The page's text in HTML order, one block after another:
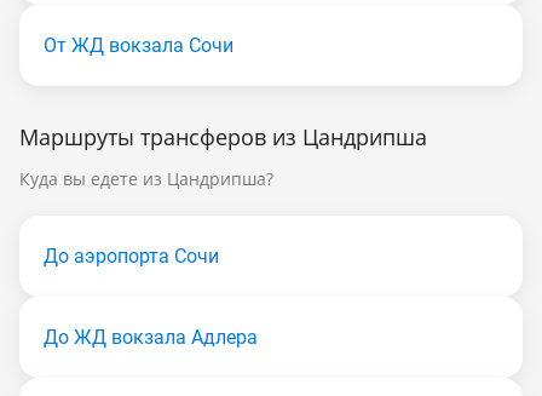
От ЖД вокзала Сочи
Маршруты трансферов из Цандрипша
Куда вы едете из Цандрипша?
До аэропорта Сочи
До ЖД вокзала Адлера